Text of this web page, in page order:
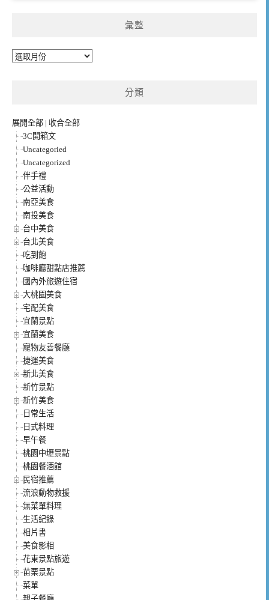
彙整
彙
分類
展開全部 | 收合全部
3C開箱文
Uncategoried
Uncategorized
伴手禮
公益活動
南亞美食
南投美食
台中美食
台北美食
吃到飽
咖啡廳甜點店推薦
國內外旅遊住宿
大桃園美食
宅配美食
宜蘭景點
宜蘭美食
寵物友善餐廳
捷運美食
新北美食
新竹景點
新竹美食
日常生活
日式料理
早午餐
桃園中壢景點
桃園餐酒館
民宿推薦
流浪動物救援
無菜單料理
生活紀錄
相片書
美食影相
花東景點旅遊
苗栗景點
菜單